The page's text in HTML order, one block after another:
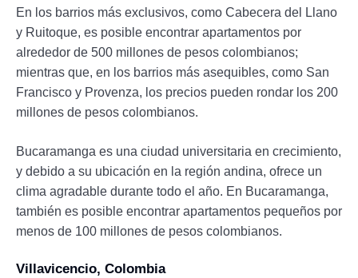
En los barrios más exclusivos, como Cabecera del Llano
y Ruitoque, es posible encontrar apartamentos por
alrededor de 500 millones de pesos colombianos;
mientras que, en los barrios más asequibles, como San
Francisco y Provenza, los precios pueden rondar los 200
millones de pesos colombianos.
Bucaramanga es una ciudad universitaria en crecimiento,
y debido a su ubicación en la región andina, ofrece un
clima agradable durante todo el año. En Bucaramanga,
también es posible encontrar apartamentos pequeños por
menos de 100 millones de pesos colombianos.
Villavicencio, Colombia